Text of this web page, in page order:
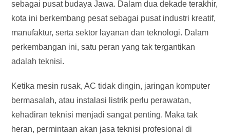
sebagai pusat budaya Jawa. Dalam dua dekade terakhir,
kota ini berkembang pesat sebagai pusat industri kreatif,
manufaktur, serta sektor layanan dan teknologi. Dalam
perkembangan ini, satu peran yang tak tergantikan
adalah teknisi.
Ketika mesin rusak, AC tidak dingin, jaringan komputer
bermasalah, atau instalasi listrik perlu perawatan,
kehadiran teknisi menjadi sangat penting. Maka tak
heran, permintaan akan jasa teknisi profesional di